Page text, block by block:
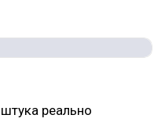
штука реально